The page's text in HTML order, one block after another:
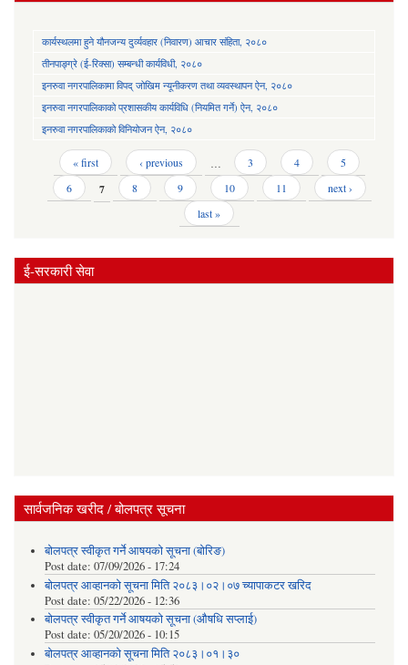
कार्यस्थलमा हुने यौनजन्य दुर्व्यवहार (निवारण) आचार संहिता, २०८०
तीनपाङ्ग्रे (ई-रिक्सा) सम्बन्धी कार्यविधी, २०८०
इनरुवा नगरपालिकामा विपद् जोखिम न्यूनीकरण तथा व्यवस्थापन ऐन, २०८०
इनरुवा नगरपालिकाको प्रशासकीय कार्यविधि (नियमित गर्ने) ऐन, २०८०
इनरुवा नगरपालिकाको विनियोजन ऐन, २०८०
Pages « first ‹ previous … 3 4
5
6
7 8 9 10 11
next ›
last »
ई-सरकारी सेवा
सार्वजनिक खरीद / बोलपत्र सूचना
बोलपत्र स्वीकृत गर्ने आषयको सूचना (बोरिङ)
Post date: 07/09/2026 - 17:24
बोलपत्र आव्हानको सूचना मिति २०८३।०२।०७ च्यापाकटर खरिद
Post date: 05/22/2026 - 12:36
बोलपत्र स्वीकृत गर्ने आषयको सूचना (औषधि सप्लाई)
Post date: 05/20/2026 - 10:15
बोलपत्र आव्हानको सूचना मिति २०८३।०१।३०